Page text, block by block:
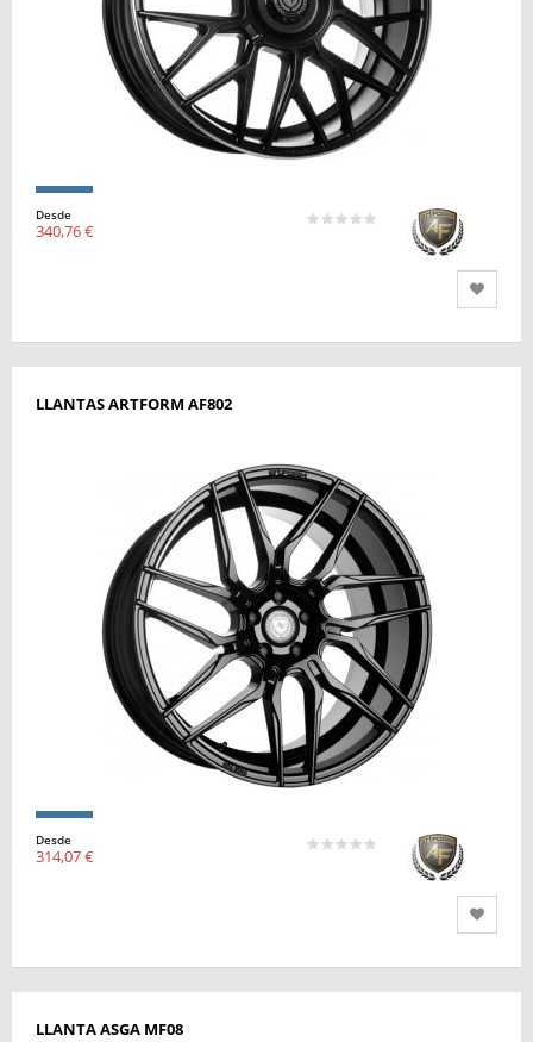
Desde
340,76 €
LLANTAS ARTFORM AF802
Desde
314,07 €
LLANTA ASGA MF08